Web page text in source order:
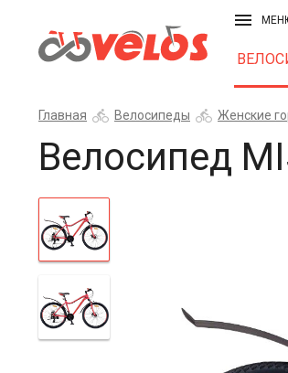
Главная Велосипеды Женские
Велосипед